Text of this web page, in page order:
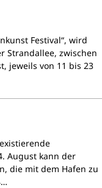
Festival“, wird
Strandallee, zwischen
jeweils von 11 bis 23
August kann der
die mit dem Hafen zu